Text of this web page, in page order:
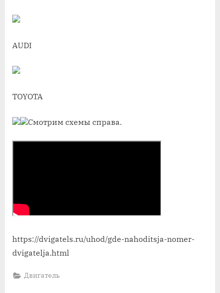
AUDI
TOYOTA
Смотрим схемы справа.
https://dvigatels.ru/uhod/gde-nahoditsja-nomer-
dvigatelja.html
Двигатель